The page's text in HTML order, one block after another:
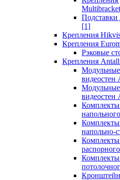
Подставки
[1]
Крепления
Крепления
Рэковые
Крепления Antall
Модульные
видеостен
Модульные
видеостен
Комплекты
Комплекты
напольно-
Комплекты
Комплекты